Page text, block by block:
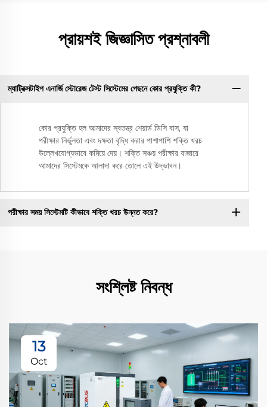
প্রায়শই জিজ্ঞাসিত প্রশ্নাবলী
ম্যাট্রিক্সটাইপ এনার্জি স্টোরেজ টেস্ট সিস্টেমের পেছনে কোর প্রযুক্তি কী?
কোর প্রযুক্তি হল আমাদের স্বতন্ত্র শেয়ার্ড ডিসি বাস, যা
পরীক্ষার নির্ভুলতা এবং দক্ষতা বৃদ্ধি করার পাশাপাশি শক্তি খরচ
উল্লেখযোগ্যভাবে কমিয়ে দেয়। শক্তি সঞ্চয় পরীক্ষার বাজারে
আমাদের সিস্টেমকে আলাদা করে তোলে এই উদ্ভাবন।
পরীক্ষার সময় সিস্টেমটি কীভাবে শক্তি খরচ উন্নত করে?
সংশ্লিষ্ট নিবন্ধ
13
Oct